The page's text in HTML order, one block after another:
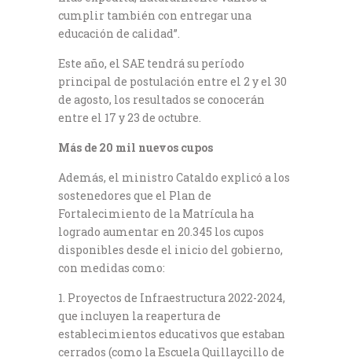
cumplir también con entregar una
educación de calidad”.
Este año, el SAE tendrá su período
principal de postulación entre el 2 y el 30
de agosto, los resultados se conocerán
entre el 17 y 23 de octubre.
Más de 20 mil nuevos cupos
Además, el ministro Cataldo explicó a los
sostenedores que el Plan de
Fortalecimiento de la Matrícula ha
logrado aumentar en 20.345 los cupos
disponibles desde el inicio del gobierno,
con medidas como:
Proyectos de Infraestructura 2022-2024,
que incluyen la reapertura de
establecimientos educativos que estaban
cerrados (como la Escuela Quillaycillo de